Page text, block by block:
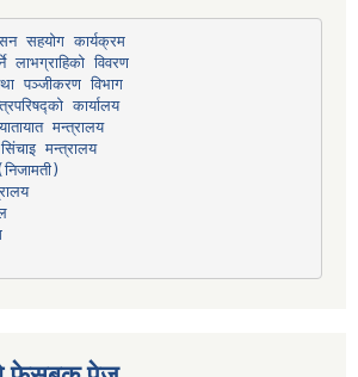
सहयोग कार्यक्रम
सा.सु.भत्ता प्राप्त गर्ने लाभग्राहिको विवरण
राष्ट्रिय परिचयपत्र तथा पञ्‍जीकरण विभाग
कार्यालय
मन्त्रालय
मन्त्रालय